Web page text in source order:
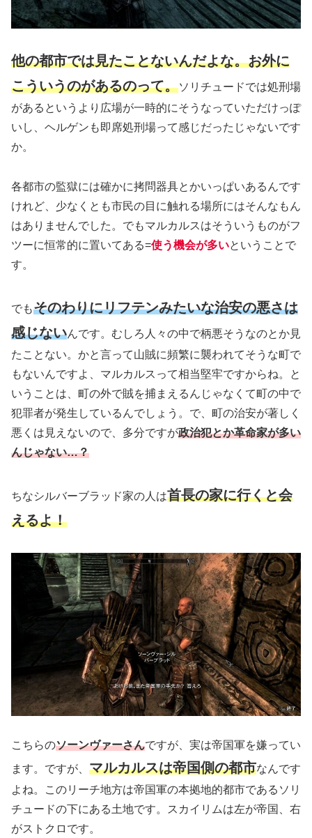
他の都市では見たことないんだよな。お外に
こういうのがあるのって。ソリチュードでは処刑場
があるというより広場が一時的にそうなっていただけっぽ
いし、ヘルゲンも即席処刑場って感じだったじゃないです
か。
各都市の監獄には確かに拷問器具とかいっぱいあるんです
けれど、少なくとも市民の目に触れる場所にはそんなもん
はありませんでした。でもマルカルスはそういうものがフ
ツーに恒常的に置いてある=使う機会が多いということで
す。
でもそのわりにリフテンみたいな治安の悪さは
感じないんです。むしろ人々の中で柄悪そうなのとか見
たことない。かと言って山賊に頻繁に襲われてそうな町で
もないんですよ、マルカルスって相当堅牢ですからね。と
いうことは、町の外で賊を捕まえるんじゃなくて町の中で
犯罪者が発生しているんでしょう。で、町の治安が著しく
悪くは見えないので、多分ですが政治犯とか革命家が多い
んじゃない…？
ちなシルバーブラッド家の人は首長の家に行くと会
えるよ！
こちらのソーンヴァーさんですが、実は帝国軍を嫌ってい
ます。ですが、 マルカルスは帝国側の都市なんです
よね。このリーチ地方は帝国軍の本拠地的都市であるソリ
チュードの下にある土地です。スカイリムは左が帝国、右
がストクロです。